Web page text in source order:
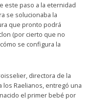
este paso a la eternidad
se solucionaba la
que pronto podrá
(por cierto que no
se configura la
directora de la
los Raelianos, entregó una
el primer bebé por